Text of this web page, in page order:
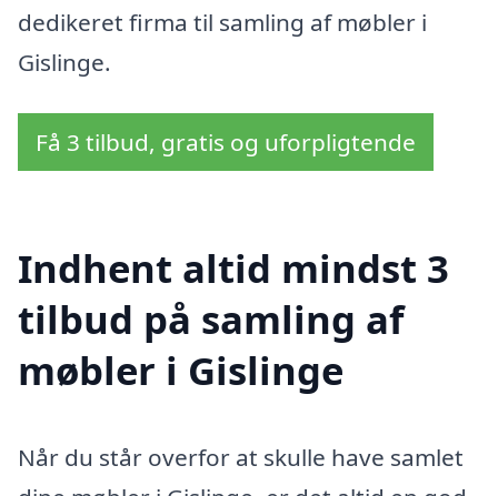
dedikeret firma til samling af møbler i
Gislinge.
Få 3 tilbud, gratis og uforpligtende
Indhent altid mindst 3
tilbud på samling af
møbler i Gislinge
Når du står overfor at skulle have samlet